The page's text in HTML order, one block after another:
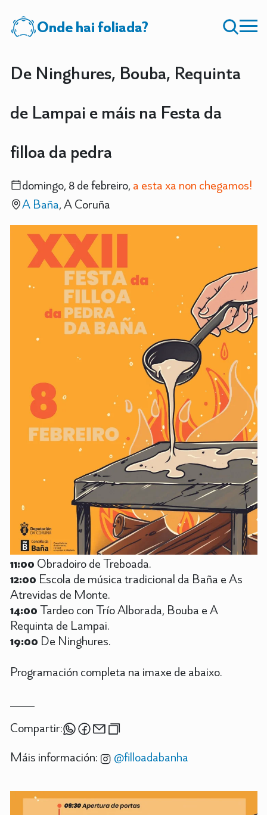
Onde hai foliada?
De Ninghures, Bouba, Requinta
de Lampai e máis na Festa da
filloa da pedra
domingo, 8 de febreiro, a esta xa non chegamos!
A Baña, A Coruña
11:00 Obradoiro de Treboada.
12:00 Escola de música tradicional da Baña e As
Atrevidas de Monte.
14:00Tardeo con Trío Alborada, Bouba e A
Requinta de Lampai.
19:00 De Ninghures.
Programación completa na imaxe de abaixo.
Compartir:
Máis información:
@filloadabanha